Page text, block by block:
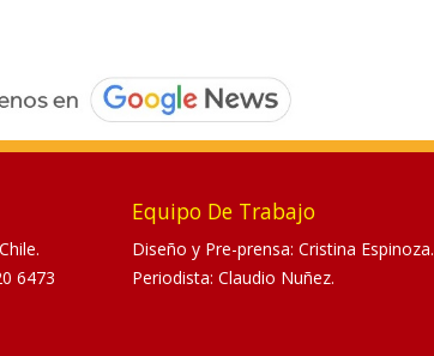
6473
Equipo De Trabajo
Diseño y Pre-prensa: Cristina Espinoza.
Periodista: Claudio Nuñez.